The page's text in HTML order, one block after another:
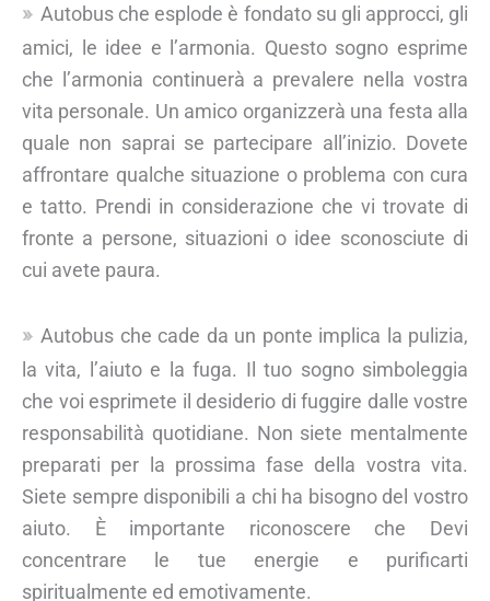
Autobus che esplode è fondato su gli approcci, gli
amici, le idee e l’armonia. Questo sogno esprime
che l’armonia continuerà a prevalere nella vostra
vita personale. Un amico organizzerà una festa alla
quale non saprai se partecipare all’inizio. Dovete
affrontare qualche situazione o problema con cura
e tatto. Prendi in considerazione che vi trovate di
fronte a persone, situazioni o idee sconosciute di
cui avete paura.
Autobus che cade da un ponte implica la pulizia,
la vita, l’aiuto e la fuga. Il tuo sogno simboleggia
che voi esprimete il desiderio di fuggire dalle vostre
responsabilità quotidiane. Non siete mentalmente
preparati per la prossima fase della vostra vita.
Siete sempre disponibili a chi ha bisogno del vostro
aiuto. È importante riconoscere che Devi
concentrare le tue energie e purificarti
spiritualmente ed emotivamente.